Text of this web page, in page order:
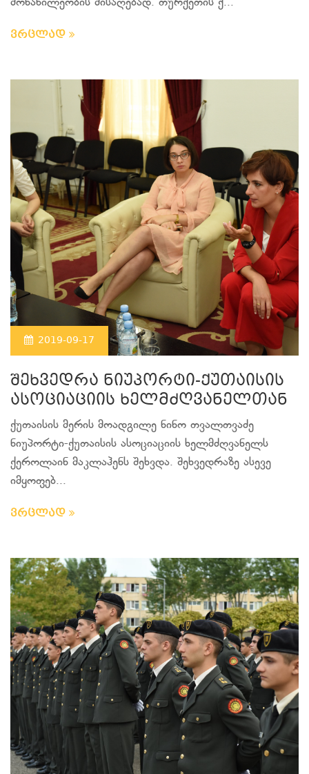
მონაწილეობის მისაღებად. თურქეთის ქ...
ვრცლად
2019-09-17
შეხვედრა ნიუპორტი-ქუთაისის
ასოციაციის ხელმძღვანელთან
ქუთაისის მერის მოადგილე ნინო თვალთვაძე
ნიუპორტი-ქუთაისის ასოციაციის ხელმძღვანელს
ქეროლაინ მაკლაჰენს შეხვდა. შეხვედრაზე ასევე
იმყოფებ...
ვრცლად